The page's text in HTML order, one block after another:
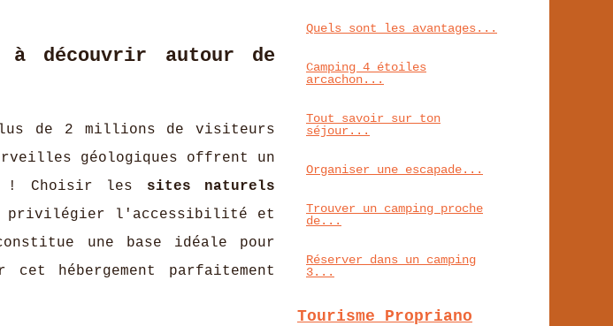
découvrir autour de
de 2 millions de visiteurs
géologiques offrent un
! Choisir les sites naturels
de privilégier l'accessibilité et
une base idéale pour
cet hébergement parfaitement
Quels sont les avantages...
Camping 4 étoiles
arcachon...
Tout savoir sur ton
séjour...
Organiser une escapade...
Trouver un camping proche
de...
Réserver dans un camping
3...
Tourisme Propriano